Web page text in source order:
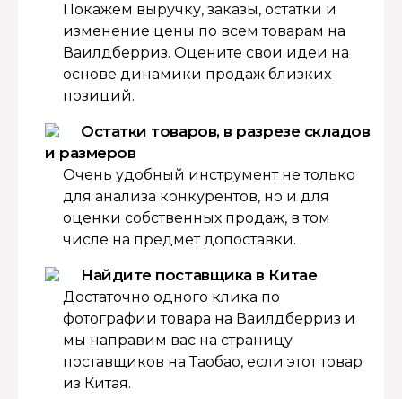
Покажем выручку, заказы, остатки и
изменение цены по всем товарам на
Ваилдберриз. Оцените свои идеи на
основе динамики продаж близких
позиций.
Остатки товаров, в разрезе складов
и размеров
Очень удобный инструмент не только
для анализа конкурентов, но и для
оценки собственных продаж, в том
числе на предмет допоставки.
Найдите поставщика в Китае
Достаточно одного клика по
фотографии товара на Ваилдберриз и
мы направим вас на страницу
поставщиков на Таобао, если этот товар
из Китая.